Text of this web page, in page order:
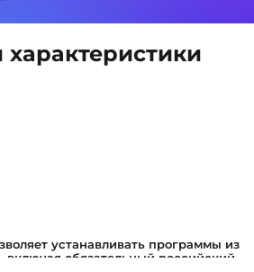
устанавливать программы из
включая обязательный российский